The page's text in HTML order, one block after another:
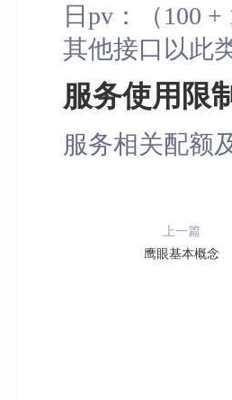
日pv：（100
其他接口以此
服务使用限
服务相关配额
上一篇
鹰眼基本概念